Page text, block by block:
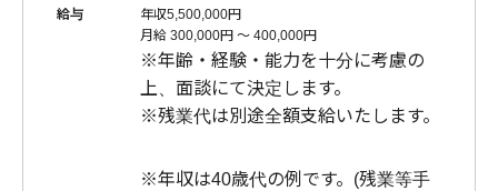
給与
年収5,500,000円
月給 300,000円 〜 400,000円
※年齢・経験・能力を十分に考慮の
上、面談にて決定します。
※残業代は別途全額支給いたします。
※年収は40歳代の例です。(残業等手